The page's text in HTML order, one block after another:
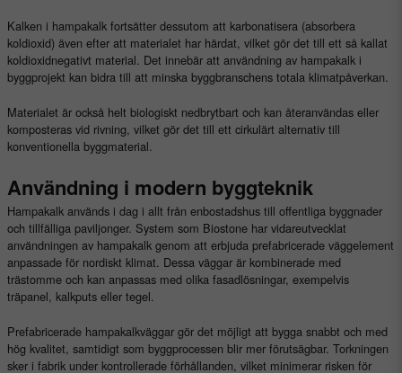
Kalken i hampakalk fortsätter dessutom att karbonatisera (absorbera
koldioxid) även efter att materialet har härdat, vilket gör det till ett så kallat
koldioxidnegativt material. Det innebär att användning av hampakalk i
byggprojekt kan bidra till att minska byggbranschens totala klimatpåverkan.
Materialet är också helt biologiskt nedbrytbart och kan återanvändas eller
komposteras vid rivning, vilket gör det till ett cirkulärt alternativ till
konventionella byggmaterial.
Användning i modern byggteknik
Hampakalk används i dag i allt från enbostadshus till offentliga byggnader
och tillfälliga paviljonger. System som Biostone har vidareutvecklat
användningen av hampakalk genom att erbjuda prefabricerade väggelement
anpassade för nordiskt klimat. Dessa väggar är kombinerade med
trästomme och kan anpassas med olika fasadlösningar, exempelvis
träpanel, kalkputs eller tegel.
Prefabricerade hampakalkväggar gör det möjligt att bygga snabbt och med
hög kvalitet, samtidigt som byggprocessen blir mer förutsägbar. Torkningen
sker i fabrik under kontrollerade förhållanden, vilket minimerar risken för